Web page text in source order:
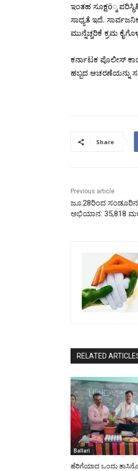
ಇಂತಹ ಸೂಕ್ಷö್ಮ
ಸಾಧ್ಯತೆ ಇದೆ.
ಮುನ್ನೆಚ್ಚರಿಕೆ ಕ್ರಮ
ಕರ್ನಾಟಕ ಪೊಲೀಸ್
ಹಬ್ಬದ ಆಚರಣೆಯನ್ನು
Share
Previous article
ಜೂ.28ರಿಂದ
ಅಭಿಯಾನ: 35,818
RELATED
Ballari
ಹೆರಿಗೆಯಾದ ಒಂದು